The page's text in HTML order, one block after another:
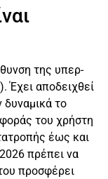
της υπερ-
Έχει αποδειχθεί
δυναμικά το
του χρήστη
έως και
πρέπει να
προσφέρει